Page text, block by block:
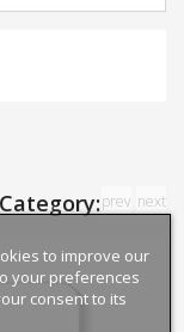
prev next
to improve our
your preferences
consent to its